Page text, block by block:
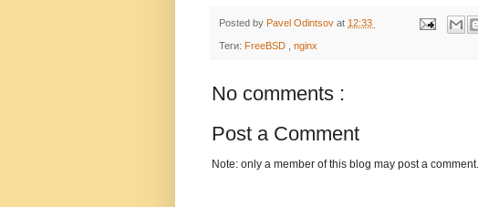
Posted by Pavel Odintsov at 12:33
Теги: FreeBSD nginx
No comments :
Post a Comment
Note: only a member of this blog may post a comment.